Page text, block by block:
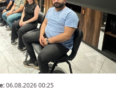
06.08.2026 00:25